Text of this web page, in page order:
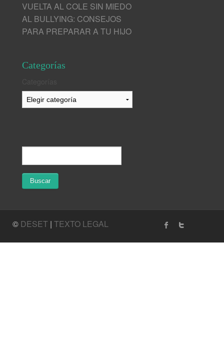
VUELTA AL COLE SIN MIEDO
AL BULLYING: CONSEJOS
PARA PREPARAR A TU HIJO
Categorías
© DESET | TEXTO LEGAL